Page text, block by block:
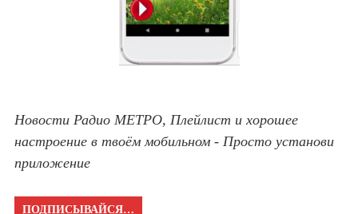
Новости Радио МЕТРО, Плейлист и хорошее
настроение в твоём мобильном - Просто установи
приложение
ПОДПИСЫВАЙСЯ…